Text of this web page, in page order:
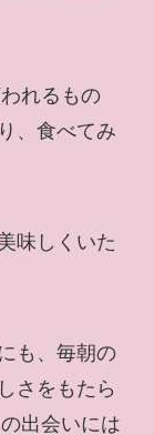
れるもの
、食べてみ
味しくいた
も、毎朝の
さをもたら
出会いには